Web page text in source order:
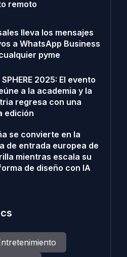
remoto
lleva los mensajes
a WhatsApp Business
pyme
SPHERE 2025: El evento
a la academia y la
regresa con una
edición
se convierte en la
de entrada europea de
mientras escala su
de diseño con IA